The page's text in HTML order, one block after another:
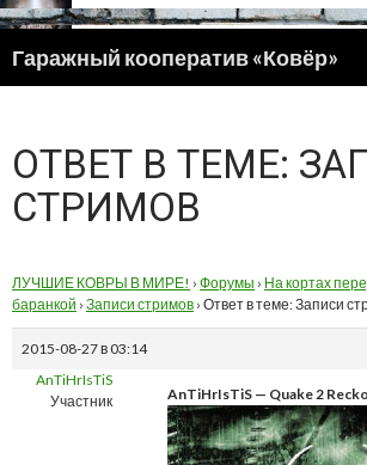
Гаражный кооператив «Ковёр»
ПЕРЕЙТИ
ОТВЕТ В ТЕМЕ:
СТРИМОВ
ЛУЧШИЕ КОВРЫ В МИРЕ! › Форумы › На кортах
баранкой › Записи стримов › Ответ в теме: Записи
2015-08-27 в 03:14
AnTiHrIsTiS
Участник
AnTiHrIsTiS — Quake 2